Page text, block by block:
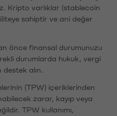
Kripto varlıklar (stablecoin
sahiptir ve ani değer
önce finansal durumunuzu
durumlarda hukuk, vergi
destek alın.
(TPW) içeriklerinden
zarar, kayıp veya
TPW kullanımı,